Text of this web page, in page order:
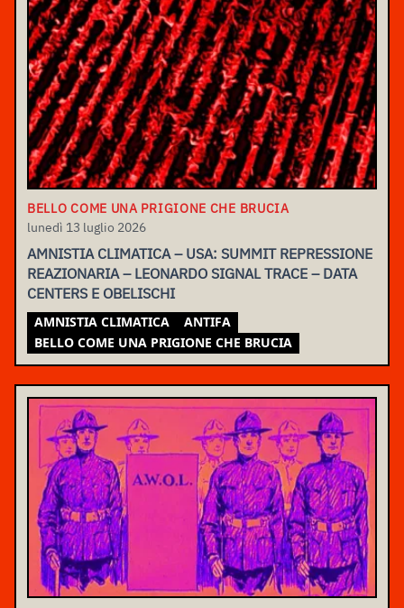
BELLO COME UNA PRIGIONE CHE BRUCIA
lunedì 13 luglio 2026
AMNISTIA CLIMATICA – USA: SUMMIT REPRESSIONE
REAZIONARIA – LEONARDO SIGNAL TRACE – DATA
CENTERS E OBELISCHI
AMNISTIA CLIMATICA
ANTIFA
BELLO COME UNA PRIGIONE CHE BRUCIA